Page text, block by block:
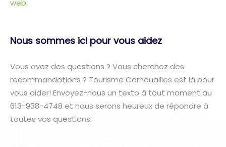
web.
Nous sommes ici pour vous aidez
Vous avez des questions ? Vous cherchez des
recommandations ? Tourisme Cornouailles est là pour
vous aider! Envoyez-nous un texto à tout moment au
613-938-4748 et nous serons heureux de répondre à
toutes vos questions.